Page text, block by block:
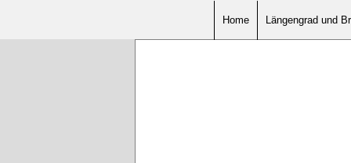
Home Längengrad und